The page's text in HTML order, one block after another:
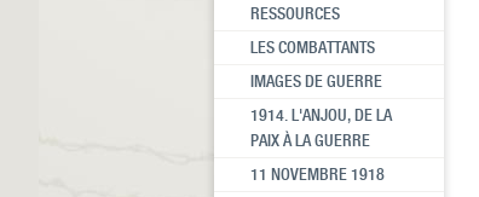
RESSOURCES
LES COMBATTANTS
IMAGES DE GUERRE
1914. L'ANJOU, DE LA
PAIX À LA GUERRE
11 NOVEMBRE 1918